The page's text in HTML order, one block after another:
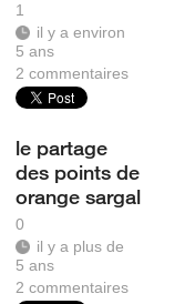
1
il y a environ
5 ans
2commentaires
le partage
des points de
orange sargal
0
il y a plus de
5 ans
2commentaires